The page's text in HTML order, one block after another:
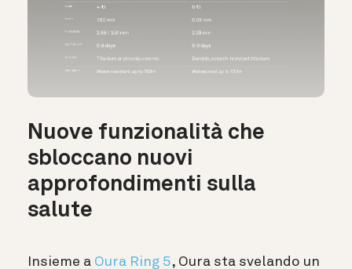
Nuove funzionalità che
sbloccano nuovi
approfondimenti sulla
salute
Insieme a Oura Ring 5, Oura sta svelando un